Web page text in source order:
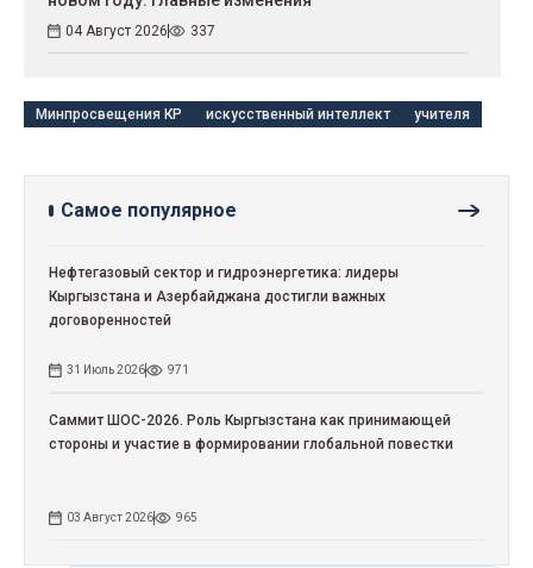
04 Август 2026 337
Минпросвещения КР искусственный интеллект учителя
Самое популярное
Нефтегазовый сектор и гидроэнергетика: лидеры
Кыргызстана и Азербайджана достигли важных
договоренностей
31 Июль 2026 971
Саммит ШОС-2026. Роль Кыргызстана как принимающей
стороны и участие в формировании глобальной повестки
03 Август 2026 965